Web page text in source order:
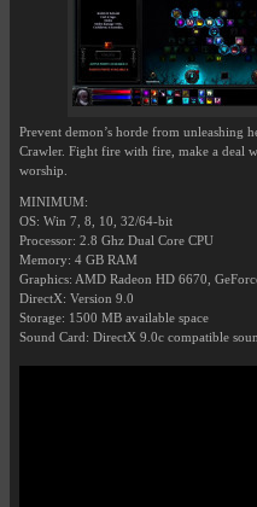
Prevent demon’s horde from unleashing
Crawler. Fight fire with fire, make a deal
worship.
MINIMUM:
OS: Win 7, 8, 10, 32/64-bit
Processor: 2.8 Ghz Dual Core CPU
Memory: 4 GB RAM
Graphics: AMD Radeon HD 6670,
DirectX: Version 9.0
Storage: 1500 MB available space
Sound Card: DirectX 9.0c compatible